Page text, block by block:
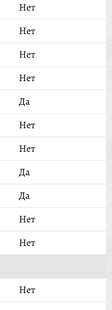
Нет
Нет
Нет
Нет
Да
Нет
Нет
Да
Да
Нет
Нет
Нет